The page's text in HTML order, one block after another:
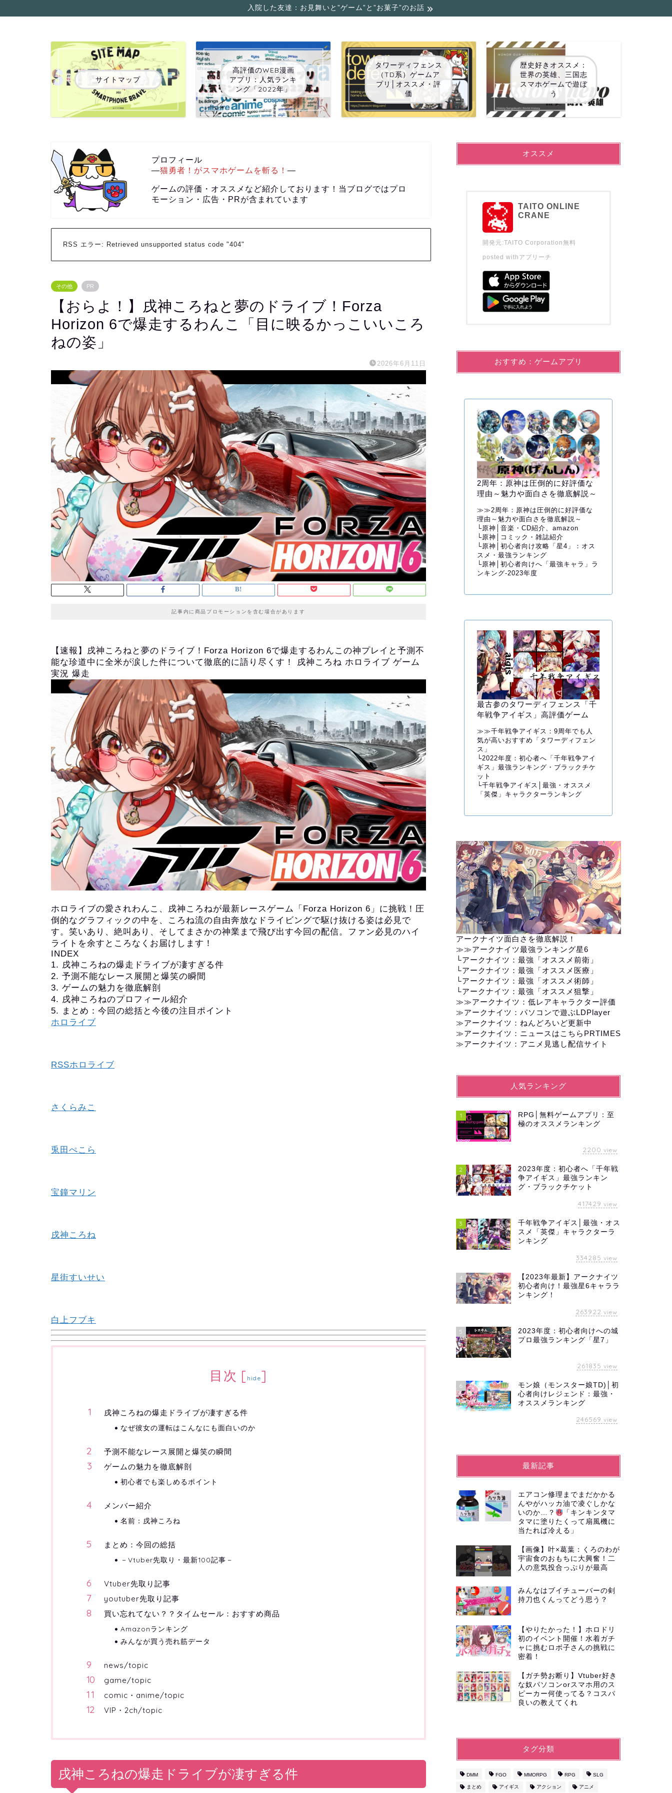
入院した友達：お見舞いと”ゲーム”と”お菓子”のお話
サイトマップ
高評価のWEB漫画
アプリ：人気ランキ
ング「2022年」
タワーディフェンス
（TD系）ゲームア
プリ│オススメ・評
価
歴史好きオススメ：
世界の英雄、三国志
スマホゲームで遊ぼ
う
プロフィール
―猫勇者！がスマホゲームを斬る！ ―
ゲームの評価・オススメなど紹介しております！当ブログではプロ
モーション・広告・PRが含まれています
RSS エラー: Retrieved unsupported status code "404"
その他 PR
【おらよ！】戌神ころねと夢のドライブ！Forza
Horizon 6で爆走するわんこ「目に映るかっこいいころ
ねの姿」
2026年6月11日
記事内に商品プロモーションを含む場合があります
【速報】戌神ころねと夢のドライブ！Forza Horizon 6で爆走するわんこの神プレイと予測不
能な珍道中に全米が涙した件について徹底的に語り尽くす！ 戌神ころね ホロライブ ゲーム
実況 爆走
ホロライブの愛されわんこ、戌神ころねが最新レースゲーム「Forza Horizon 6」に挑戦！圧
倒的なグラフィックの中を、ころね流の自由奔放なドライビングで駆け抜ける姿は必見で
す。笑いあり、絶叫あり、そしてまさかの神業まで飛び出す今回の配信。ファン必見のハイ
ライトを余すところなくお届けします！
INDEX
1. 戌神ころねの爆走ドライブが凄すぎる件
2. 予測不能なレース展開と爆笑の瞬間
3. ゲームの魅力を徹底解剖
4. 戌神ころねのプロフィール紹介
5. まとめ：今回の総括と今後の注目ポイント
ホロライブ
RSSホロライブ
さくらみこ
兎田ぺこら
宝鐘マリン
戌神ころね
星街すいせい
白上フブキ
目次 [ hide]
戌神ころねの爆走ドライブが凄すぎる件
なぜ彼女の運転はこんなにも面白いのか
予測不能なレース展開と爆笑の瞬間
ゲームの魅力を徹底解剖
初心者でも楽しめるポイント
メンバー紹介
名前：戌神ころね
まとめ：今回の総括
－Vtuber先取り・最新100記事－
Vtuber先取り記事
youtuber先取り記事
買い忘れてない？？タイムセール：おすすめ商品
Amazonランキング
みんなが買う売れ筋データ
news/topic
game/topic
comic・anime/topic
VIP・2ch/topic
戌神ころねの爆走ドライブが凄すぎる件
オススメ
TAITO ONLINE
CRANE
開発元:TAITO Corporation無料
posted with アプリーチ
おすすめ：ゲームアプリ
2周年：原神は圧倒的に好評価な
理由～魅力や面白さを徹底解説～
≫≫2周年：原神は圧倒的に好評価な
理由～魅力や面白さを徹底解説～
└原神│音楽・CD紹介、amazon
└原神│コミック・雑誌紹介
└原神│初心者向け攻略「星4」：オス
スメ・最強ランキング
└原神│初心者向けへ「最強キャラ」ラ
ンキング-2023年度
最古参のタワーディフェンス「千
年戦争アイギス」高評価ゲーム
≫≫千年戦争アイギス：9周年でも人
気が高いおすすめ「タワーディフェン
ス」
└2022年度：初心者へ「千年戦争アイ
ギス」最強ランキング・ブラックチケ
ット
└千年戦争アイギス│最強・オススメ
「英傑」キャラクターランキング
アークナイツ面白さを徹底解説！
≫≫アークナイツ最強ランキング星6
└アークナイツ：最強「オススメ前衛」
└アークナイツ：最強「オススメ医療」
└アークナイツ：最強「オススメ術師」
└アークナイツ：最強「オススメ狙撃」
≫≫アークナイツ：低レアキャラクター評価
≫アークナイツ：パソコンで遊ぶLDPlayer
≫アークナイツ：ねんどろいど更新中
≫アークナイツ：ニュースはこちらPRTIMES
≫アークナイツ：アニメ見逃し配信サイト
人気ランキング
1
RPG│無料ゲームアプリ：至
極のオススメランキング
2200 view
2
2023年度：初心者へ「千年戦
争アイギス」最強ランキン
グ・ブラックチケット
417429 view
3
千年戦争アイギス│最強・オス
スメ「英傑」キャラクターラ
ンキング
334285 view
4
【2023年最新】アークナイツ
初心者向け！最強星6キャララ
ンキング！
263922 view
5
2023年度：初心者向けへの城
プロ最強ランキング「星7」
261835 view
6
モン娘（モンスター娘TD)│初
心者向けレジェンド：最強・
オススメランキング
246569 view
最新記事
エアコン修理までまだかかる
んやがハッカ油で凌ぐしかな
いのか…？
「キンキンタマ
タマに塗りたくって扇風機に
当たれば冷える」
【画像】叶×葛葉：くろのわが
宇宙食のおもちに大興奮！二
人の意気投合っぷりが最高
みんなはブイチューバーの剣
持刀也くんってどう思う？
【やりたかった！】ホロドリ
初のイベント開催！水着ガチ
ャに挑むロボ子さんの挑戦に
密着！
【ガチ勢お断り】Vtuber好き
な奴パソコンorスマホ用のス
ピーカー何使ってる？コスパ
良いの教えてくれ
タグ分類
DMM FGO MMORPG RPG SLG
まとめ アイギス アクション アニメ